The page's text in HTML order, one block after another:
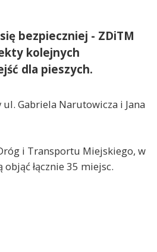
bezpieczniej - ZDiTM
kolejnych
dla pieszych.
Gabriela Narutowicza i Jana
i Transportu Miejskiego, w
łącznie 35 miejsc.